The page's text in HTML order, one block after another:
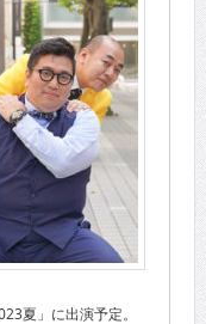
夏」に出演予定。